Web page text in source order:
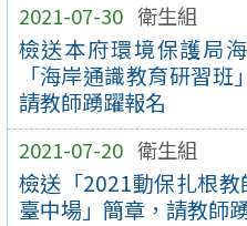
2021-07-30 衛生組
檢送本府環境保護局
「海岸通識教育研習
請教師踴躍報名
2021-07-20 衛生組
檢送「2021動保扎根
臺中場」簡章，請教師